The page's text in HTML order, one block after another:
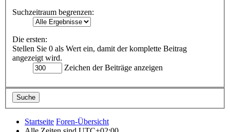
Suchzeitraum begrenzen:
Die ersten:
Stellen Sie 0 als Wert ein, damit der komplette Beitrag
angezeigt wird.
Zeichen der Beiträge anzeigen
Startseite Foren-Übersicht